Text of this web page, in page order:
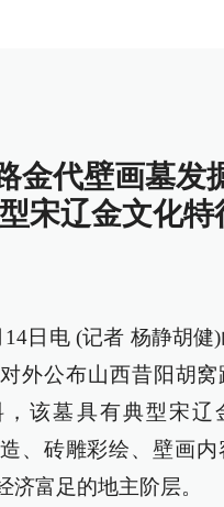
金代壁画墓发
宋辽金文化特
日电 (记者 杨静胡健
外公布山西昔阳胡窝
，该墓具有典型宋辽
、砖雕彩绘、壁画内
济富足的地主阶层。